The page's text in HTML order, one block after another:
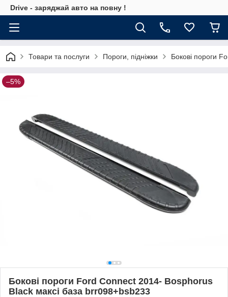
Drive - заряджай авто на повну !
Товари та послуги Пороги, підніжки Бокові пороги
–5%
Бокові пороги Ford Connect 2014- Bosphorus
Black максі база brr098+bsb233